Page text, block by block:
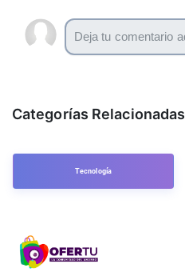
Categorías Relacionadas
Tecnología